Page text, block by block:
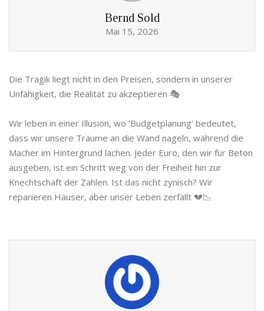
Bernd Sold
Mai 15, 2026
Die Tragik liegt nicht in den Preisen, sondern in unserer
Unfähigkeit, die Realität zu akzeptieren 🎭
Wir leben in einer Illusion, wo 'Budgetplanung' bedeutet,
dass wir unsere Träume an die Wand nageln, während die
Macher im Hintergrund lachen. Jeder Euro, den wir für Beton
ausgeben, ist ein Schritt weg von der Freiheit hin zur
Knechtschaft der Zahlen. Ist das nicht zynisch? Wir
reparieren Häuser, aber unser Leben zerfällt 💔📉